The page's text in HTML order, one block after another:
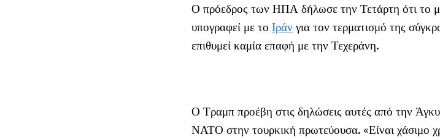
Ο πρόεδρος των ΗΠΑ δήλωσε την Τετάρτη ότι το
υπογραφεί με το Ιράν για τον τερματισμό της
επιθυμεί καμία επαφή με την Τεχεράνη.
Ο Τραμπ προέβη στις δηλώσεις αυτές από την
ΝΑΤΟ στην τουρκική πρωτεύουσα. «Είναι χάσιμο